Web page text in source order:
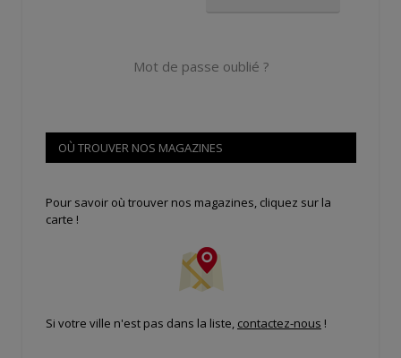
Mot de passe oublié ?
OÙ TROUVER NOS MAGAZINES
Pour savoir où trouver nos magazines, cliquez sur la
carte !
Si votre ville n'est pas dans la liste, contactez-nous !